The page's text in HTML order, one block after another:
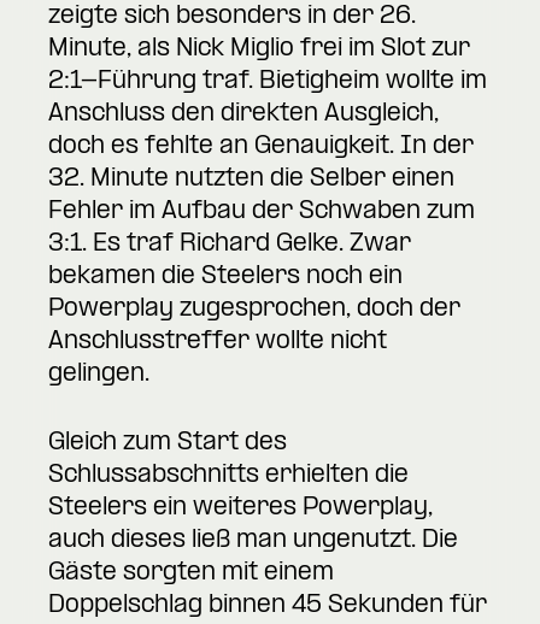
zeigte sich besonders in der 26.
Minute, als Nick Miglio frei im Slot zur
2:1-Führung traf. Bietigheim wollte im
Anschluss den direkten Ausgleich,
doch es fehlte an Genauigkeit. In der
32. Minute nutzten die Selber einen
Fehler im Aufbau der Schwaben zum
3:1. Es traf Richard Gelke. Zwar
bekamen die Steelers noch ein
Powerplay zugesprochen, doch der
Anschlusstreffer wollte nicht
gelingen.
Gleich zum Start des
Schlussabschnitts erhielten die
Steelers ein weiteres Powerplay,
auch dieses ließ man ungenutzt. Die
Gäste sorgten mit einem
Doppelschlag binnen 45 Sekunden für